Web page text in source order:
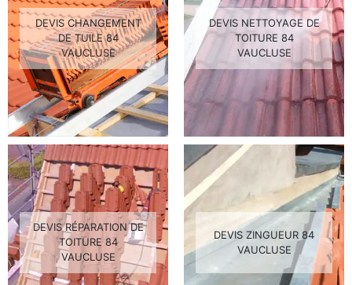
DEVIS CHANGEMENT
DE TUILE 84
VAUCLUSE
DEVIS NETTOYAGE DE
TOITURE 84
VAUCLUSE
DEVIS RÉPARATION DE
TOITURE 84
VAUCLUSE
DEVIS ZINGUEUR 84
VAUCLUSE